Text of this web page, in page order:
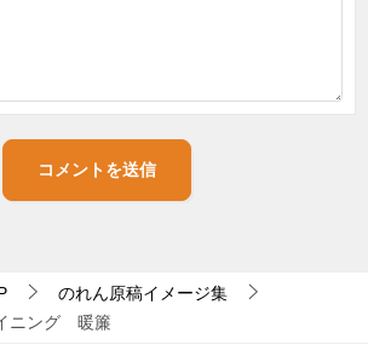
のれん原稿イメージ集
ニング 暖簾